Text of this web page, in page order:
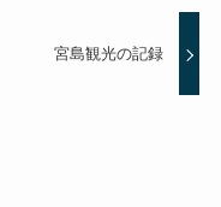
宮島観光の記録